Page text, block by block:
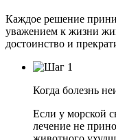
Каждое решение
уважением к жизни
достоинство и
Когда болезнь
Если у морской
лечение не